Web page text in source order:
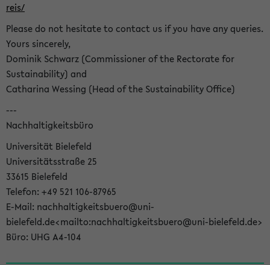
reis/
Please do not hesitate to contact us if you have any queries.
Yours sincerely,
Dominik Schwarz (Commissioner of the Rectorate for
Sustainability) and
Catharina Wessing (Head of the Sustainability Office)
---
Nachhaltigkeitsbüro
Universität Bielefeld
Universitätsstraße 25
33615 Bielefeld
Telefon: +49 521 106-87965
E-Mail: nachhaltigkeitsbuero@uni-
bielefeld.de<mailto:nachhaltigkeitsbuero@uni-bielefeld.de>
Büro: UHG A4-104